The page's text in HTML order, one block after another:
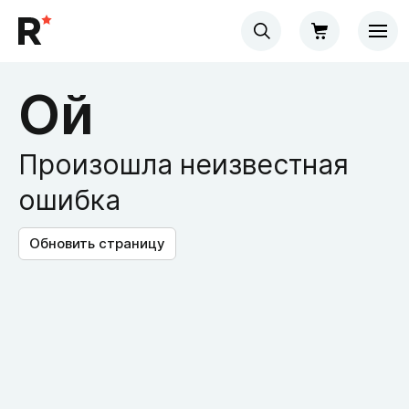
Ой
Произошла неизвестная
ошибка
Обновить страницу